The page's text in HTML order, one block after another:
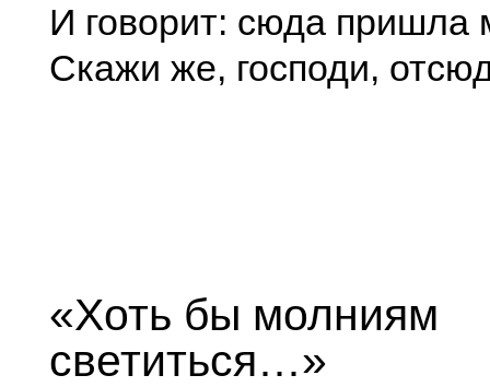
И говорит: сюда пришла
Скажи же, господи,
«Хоть бы молниям
светиться…»